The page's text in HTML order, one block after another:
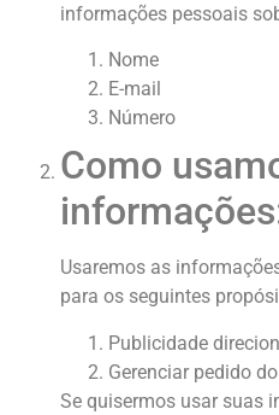
informações pessoais
Nome
E-mail
Número
Como
Usaremos as
para os seguintes
Publicidade
Gerenciar pedido
Se quisermos usar suas